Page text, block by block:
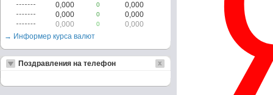
0,000
0
0,000
0,000
0
0,000
0,000
0
0,000
→ Информер курса валют
Поздравления на телефон